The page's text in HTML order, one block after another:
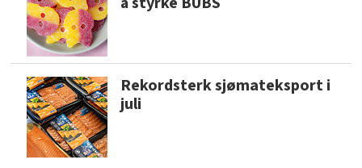
Rekordsterk sjømateksport i
juli